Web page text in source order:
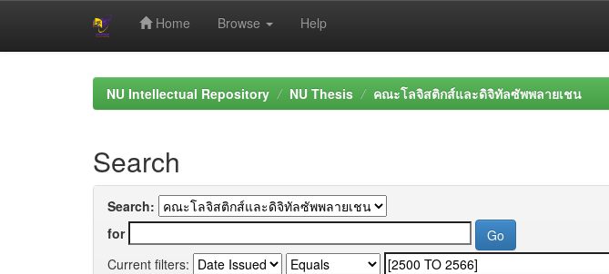
Home Browse Help
NU Intellectual Repository NU Thesis คณะโลจิสติกส์และดิจิทัลซัพพลายเชน
Search
Search:
for
Current filters: